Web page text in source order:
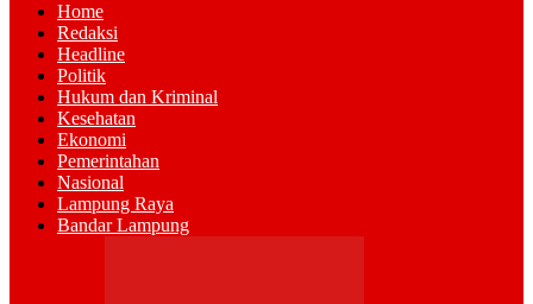
Home
Redaksi
Headline
Politik
Hukum dan Kriminal
Kesehatan
Ekonomi
Pemerintahan
Nasional
Lampung Raya
Bandar Lampung